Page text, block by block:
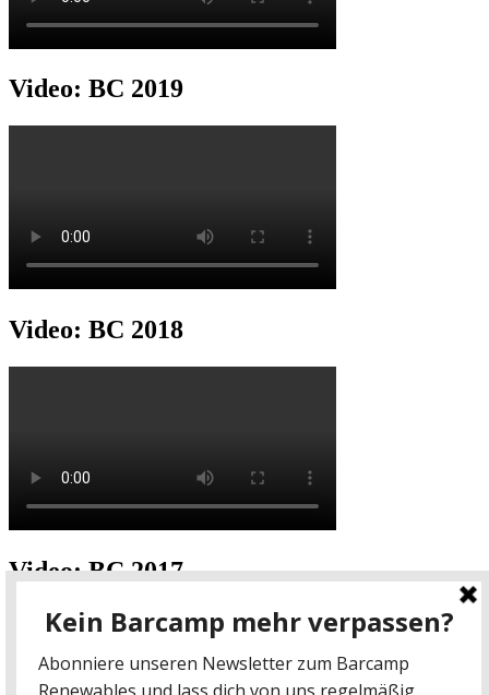
Video: BC 2019
Video: BC 2018
Video: BC 2017